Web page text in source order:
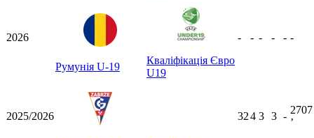
2026
Румунія U-19
Кваліфікація Євро
U19
- - - - - -
2025/2026 324 3 3 -
2707
ʼ